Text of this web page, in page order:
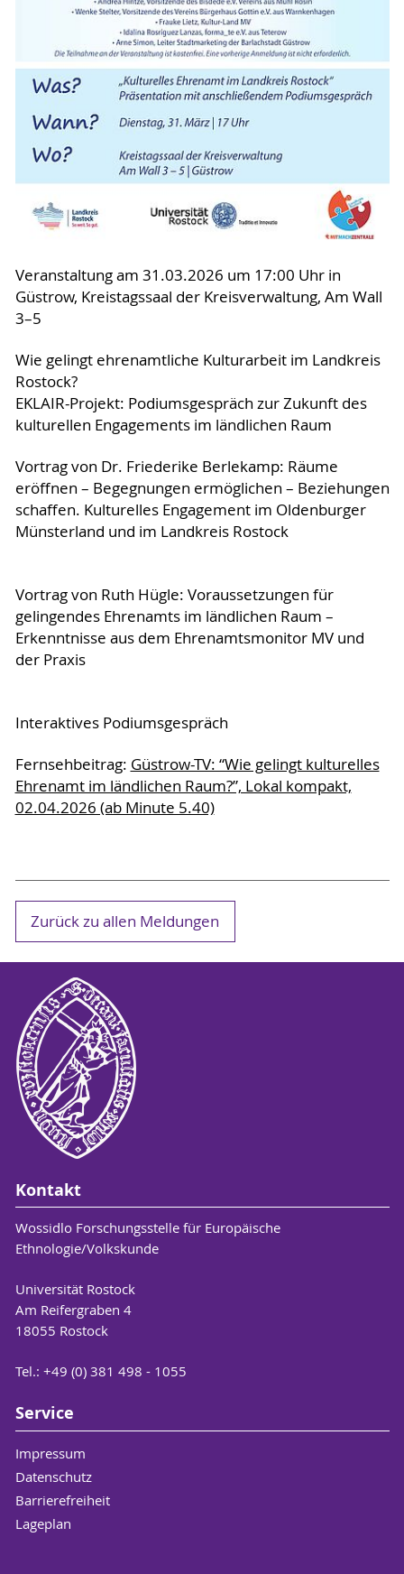
Veranstaltung am 31.03.2026 um 17:00 Uhr in
Güstrow, Kreistagssaal der Kreisverwaltung, Am Wall
3–5
Wie gelingt ehrenamtliche Kulturarbeit im Landkreis
Rostock?
EKLAIR-Projekt: Podiumsgespräch zur Zukunft des
kulturellen Engagements im ländlichen Raum
Vortrag von Dr. Friederike Berlekamp: Räume
eröffnen – Begegnungen ermöglichen – Beziehungen
schaffen. Kulturelles Engagement im Oldenburger
Münsterland und im Landkreis Rostock
Vortrag von Ruth Hügle: Voraussetzungen für
gelingendes Ehrenamts im ländlichen Raum –
Erkenntnisse aus dem Ehrenamtsmonitor MV und
der Praxis
Interaktives Podiumsgespräch
Fernsehbeitrag: Güstrow-TV: “Wie gelingt kulturelles
Ehrenamt im ländlichen Raum?”, Lokal kompakt,
02.04.2026 (ab Minute 5.40)
Zurück zu allen Meldungen
Kontakt
Wossidlo Forschungsstelle für Europäische
Ethnologie/Volkskunde
Universität Rostock
Am Reifergraben 4
18055 Rostock
Tel.: +49 (0) 381 498 - 1055
Service
Impressum
Datenschutz
Barrierefreiheit
Lageplan